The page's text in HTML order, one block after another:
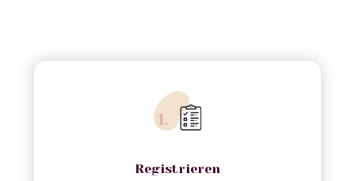
Registrieren